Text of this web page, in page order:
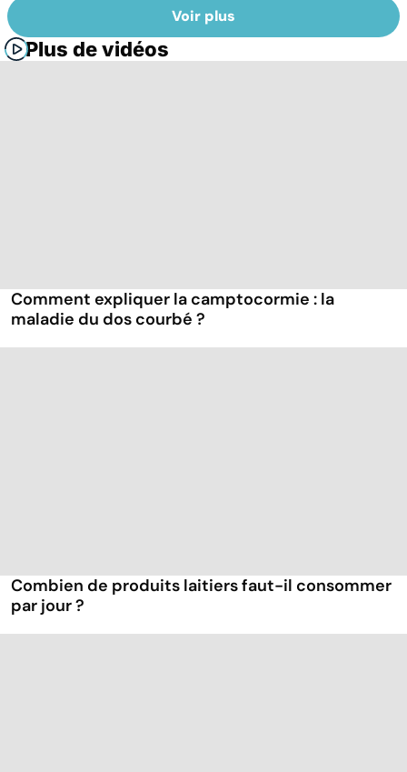
Voir plus
Plus de vidéos
Comment expliquer la camptocormie : la
maladie du dos courbé ?
Combien de produits laitiers faut-il consommer
par jour ?